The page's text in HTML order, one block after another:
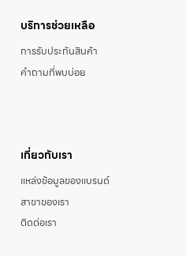
บริการช่วยเหลือ
การรับประกันสินค้า
คำถามที่พบบ่อย
เกี่ยวกับเรา
แหล่งข้อมูลของแบรนด์
สาขาของเรา
ติดต่อเรา